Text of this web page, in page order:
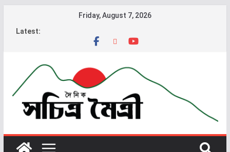
Friday, August 7, 2026
Latest: